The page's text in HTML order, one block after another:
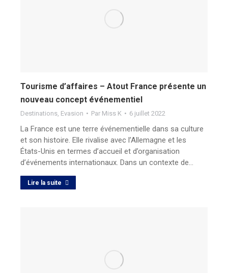
Tourisme d’affaires – Atout France présente un
nouveau concept événementiel
Destinations, Evasion Par Miss K 6 juillet 2022
La France est une terre événementielle dans sa culture
et son histoire. Elle rivalise avec l’Allemagne et les
États-Unis en termes d’accueil et d’organisation
d’événements internationaux. Dans un contexte de…
Lire la suite